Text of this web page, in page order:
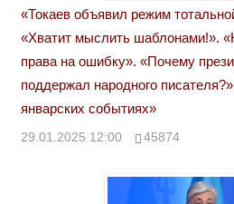
«Токаев объявил режим
«Хватит мыслить шаблонами!».
права на ошибку». «Почему
поддержал народного
январских событиях»
29.01.2025 12:00 45874